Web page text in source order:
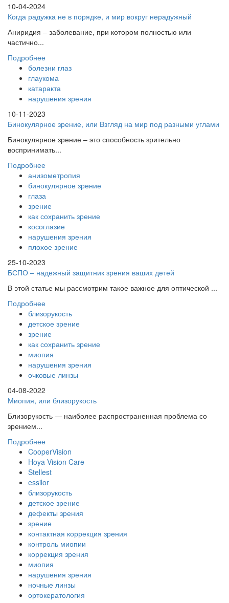
10-04-2024
Когда радужка не в порядке, и мир вокруг нерадужный
Аниридия – заболевание, при котором полностью или
частично...
Подробнее
болезни глаз
глаукома
катаракта
нарушения зрения
10-11-2023
Бинокулярное зрение, или Взгляд на мир под разными углами
Бинокулярное зрение – это способность зрительно
воспринимать...
Подробнее
анизометропия
бинокулярное зрение
глаза
зрение
как сохранить зрение
косоглазие
нарушения зрения
плохое зрение
25-10-2023
БСПО – надежный защитник зрения ваших детей
В этой статье мы рассмотрим такое важное для оптической ...
Подробнее
близорукость
детское зрение
зрение
как сохранить зрение
миопия
нарушения зрения
очковые линзы
04-08-2022
Миопия, или близорукость
Близорукость — наиболее распространенная проблема со
зрением...
Подробнее
CooperVision
Hoya Vision Care
Stellest
essilor
близорукость
детское зрение
дефекты зрения
зрение
контактная коррекция зрения
контроль миопии
коррекция зрения
миопия
нарушения зрения
ночные линзы
ортокератология